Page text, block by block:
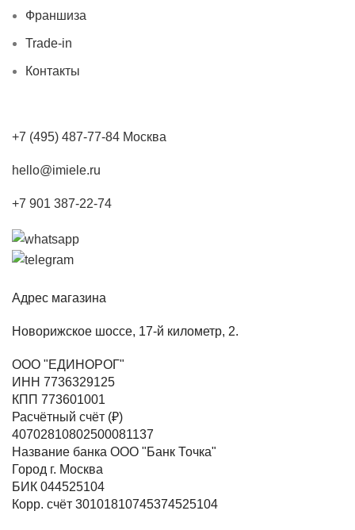
Франшиза
Trade-in
Контакты
+7 (495) 487-77-84 Москва
hello@imiele.ru
+7 901 387-22-74
Адрес магазина
Новорижское шоссе, 17-й километр, 2.
ООО "ЕДИНОРОГ"
ИНН 7736329125
КПП 773601001
Расчётный счёт (₽)
40702810802500081137
Название банка ООО "Банк Точка"
Город г. Москва
БИК 044525104
Корр. счёт 30101810745374525104